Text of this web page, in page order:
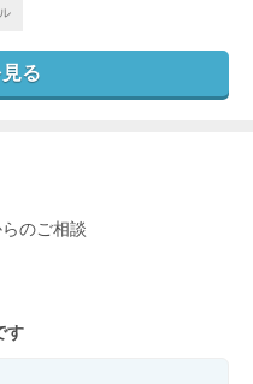
る
のご相談
す